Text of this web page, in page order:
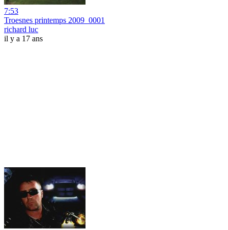
7:53
Troesnes printemps 2009_0001
richard luc
il y a 17 ans